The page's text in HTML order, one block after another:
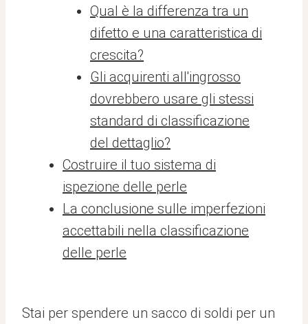
Qual è la differenza tra un
difetto e una caratteristica di
crescita?
Gli acquirenti all'ingrosso
dovrebbero usare gli stessi
standard di classificazione
del dettaglio?
Costruire il tuo sistema di
ispezione delle perle
La conclusione sulle imperfezioni
accettabili nella classificazione
delle perle
Stai per spendere un sacco di soldi per un